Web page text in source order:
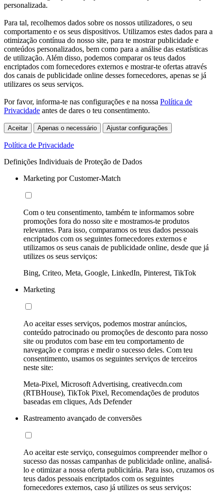
personalizada.
Para tal, recolhemos dados sobre os nossos utilizadores, o seu
comportamento e os seus dispositivos. Utilizamos estes dados para a
otimização contínua do nosso site, para te mostrar publicidade e
conteúdos personalizados, bem como para a análise das estatísticas
de utilização. Além disso, podemos comparar os teus dados
encriptados com fornecedores externos e mostrar-te ofertas através
dos canais de publicidade online desses fornecedores, apenas se já
utilizares os seus serviços.
Por favor, informa-te nas configurações e na nossa Política de
Privacidade antes de dares o teu consentimento.
Aceitar Apenas o necessário Ajustar configurações
Política de Privacidade
Definições Individuais de Proteção de Dados
Marketing por Customer-Match
Com o teu consentimento, também te informamos sobre
promoções fora do nosso site e mostramos-te produtos
relevantes. Para isso, comparamos os teus dados pessoais
encriptados com os seguintes fornecedores externos e
utilizamos os seus canais de publicidade online, desde que já
utilizes os seus serviços:
Bing, Criteo, Meta, Google, LinkedIn, Pinterest, TikTok
Marketing
Ao aceitar esses serviços, podemos mostrar anúncios,
conteúdo patrocinado ou promoções de desconto para nosso
site ou produtos com base em teu comportamento de
navegação e compras e medir o sucesso deles. Com teu
consentimento, usamos os seguintes serviços de terceiros
neste site:
Meta-Pixel, Microsoft Advertising, creativecdn.com
(RTBHouse), TikTok Pixel, Recomendações de produtos
baseadas em cliques, Ads Defender
Rastreamento avançado de conversões
Ao aceitar este serviço, conseguimos compreender melhor o
sucesso das nossas campanhas de publicidade online, analisá-
lo e otimizar a nossa oferta publicitária. Para isso, cruzamos os
teus dados pessoais encriptados com os seguintes
fornecedores externos, caso já utilizes os seus serviços: